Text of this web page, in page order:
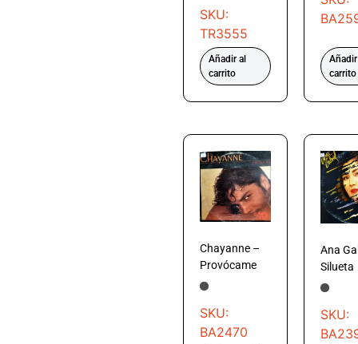
SKU:
TR3555
Añadir al
carrito
carrito
Chayanne –
Provócame
SKU:
BA2470
Ana
Silueta
SKU: